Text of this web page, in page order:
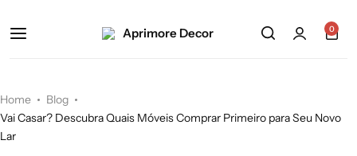
0
Home
Blog
Vai Casar? Descubra Quais Móveis Comprar Primeiro para Seu Novo
Lar